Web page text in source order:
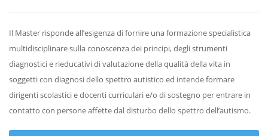
Il Master risponde all’esigenza di fornire una formazione specialistica
multidisciplinare sulla conoscenza dei principi, degli strumenti
diagnostici e rieducativi di valutazione della qualità della vita in
soggetti con diagnosi dello spettro autistico ed intende formare
dirigenti scolastici e docenti curriculari e/o di sostegno per entrare in
contatto con persone affette dal disturbo dello spettro dell’autismo.